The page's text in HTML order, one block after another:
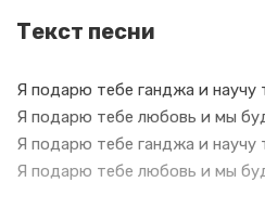
Текст песни
Я подарю тебе ганджа и научу
Я подарю тебе любовь и мы
Я подарю тебе ганджа и научу
Я подарю тебе любовь и мы